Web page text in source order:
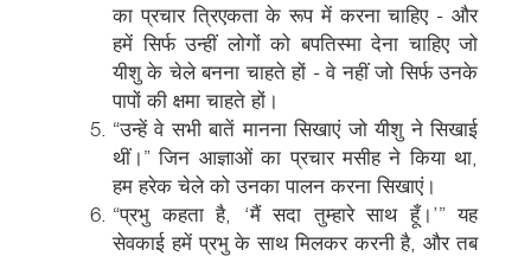
का प्रचार त्रिएकता के रूप में करना चाहिए - और
हमें सिर्फ उन्हीं लोगों को बपतिस्मा देना चाहिए जो
यीशु के चेले बनना चाहते हों - वे नहीं जो सिर्फ उनके
पापों की क्षमा चाहते हों।
“उन्हें वे सभी बातें मानना सिखाएं जो यीशु ने सिखाई
थीं।” जिन आज्ञाओं का प्रचार मसीह ने किया था,
हम हरेक चेले को उनका पालन करना सिखाएं।
“प्रभु कहता है, ‘मैं सदा तुम्हारे साथ हूँ।’” यह
सेवकाई हमें प्रभु के साथ मिलकर करनी है, और तब